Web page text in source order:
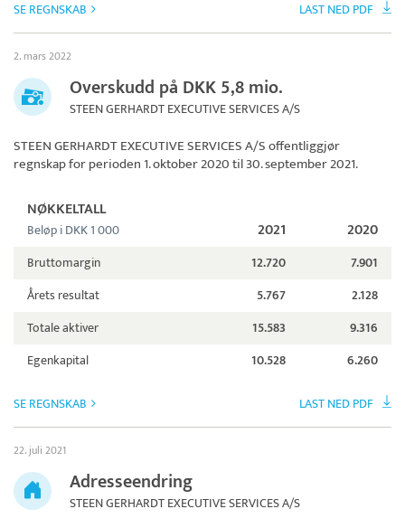
SE REGNSKAB LAST NED PDF
2. mars 2022
Overskudd på DKK 5,8 mio.
STEEN GERHARDT EXECUTIVE SERVICES A/S
STEEN GERHARDT EXECUTIVE SERVICES A/Soffentliggjør
regnskap for perioden 1. oktober 2020 til 30. september 2021.
NØKKELTALL
Beløp i DKK 1 000 2021 2020
Bruttomargin 12.720
7.901
Årets resultat
5.767
2.128
Totale aktiver
15.583
9.316
Egenkapital
10.528 6.260
SE REGNSKAB LAST NED PDF
22. juli 2021
Adresseendring
STEEN GERHARDT EXECUTIVE SERVICES A/S